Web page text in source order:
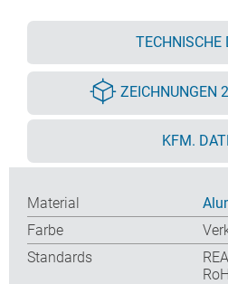
TECHNISCHE
ZEICHNUNGEN
KFM.
Material
Farbe
Standards